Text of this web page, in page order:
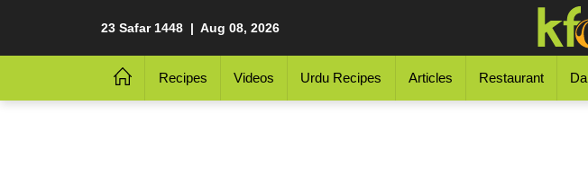
23 Safar 1448 | Aug 08, 2026
Recipes Videos Urdu Recipes Articles Restaurant